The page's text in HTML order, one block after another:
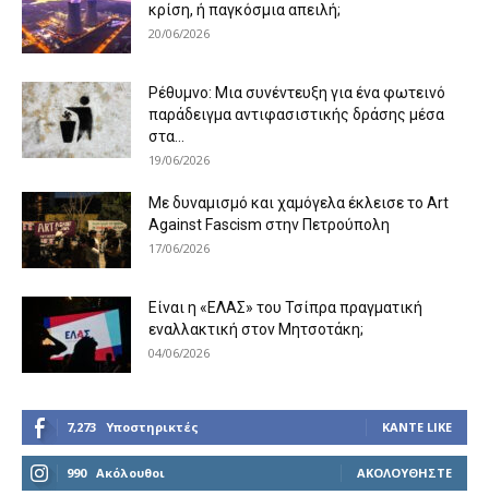
κρίση, ή παγκόσμια απειλή;
20/06/2026
Ρέθυμνο: Μια συνέντευξη για ένα φωτεινό
παράδειγμα αντιφασιστικής δράσης μέσα
στα...
19/06/2026
Με δυναμισμό και χαμόγελα έκλεισε το Art
Against Fascism στην Πετρούπολη
17/06/2026
Είναι η «ΕΛΑΣ» του Τσίπρα πραγματική
εναλλακτική στον Μητσοτάκη;
04/06/2026
7,273 Υποστηρικτές ΚΆΝΤΕ LIKE
990 Ακόλουθοι ΑΚΟΛΟΥΘΉΣΤΕ